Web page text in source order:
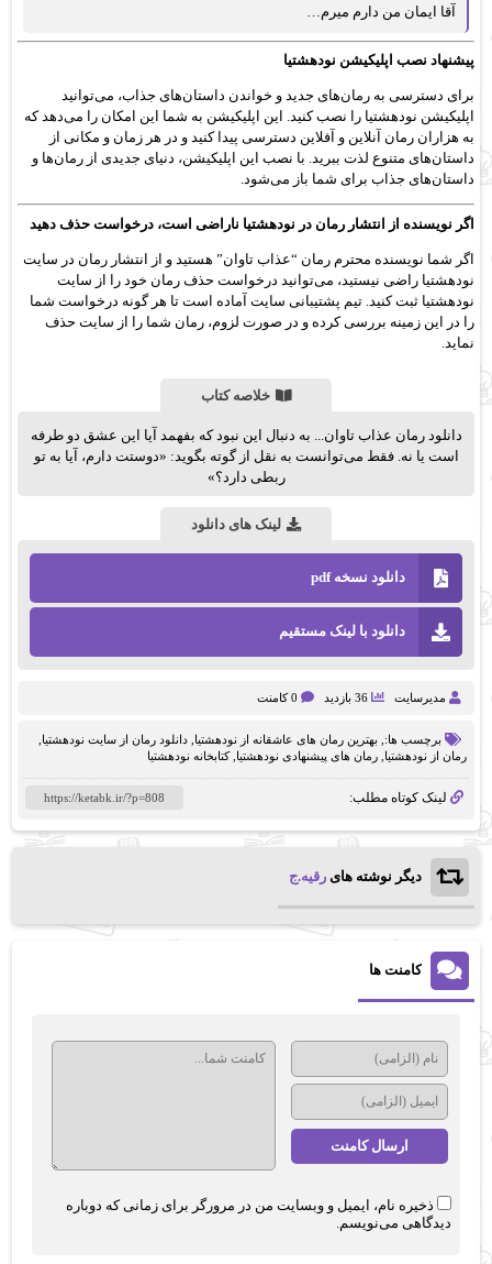
آقا ایمان من دارم میرم…
پیشنهاد نصب اپلیکیشن نودهشتیا
برای دسترسی به رمان‌های جدید و خواندن داستان‌های جذاب، می‌توانید
اپلیکیشن نودهشتیا را نصب کنید. این اپلیکیشن به شما این امکان را می‌دهد که
به هزاران رمان آنلاین و آفلاین دسترسی پیدا کنید و در هر زمان و مکانی از
داستان‌های متنوع لذت ببرید. با نصب این اپلیکیشن، دنیای جدیدی از رمان‌ها و
داستان‌های جذاب برای شما باز می‌شود.
اگر نویسنده از انتشار رمان در نودهشتیا ناراضی است، درخواست حذف دهید
اگر شما نویسنده محترم رمان “عذاب تاوان” هستید و از انتشار رمان در سایت
نودهشتیا راضی نیستید، می‌توانید درخواست حذف رمان خود را از سایت
نودهشتیا ثبت کنید. تیم پشتیبانی سایت آماده است تا هر گونه درخواست شما
را در این زمینه بررسی کرده و در صورت لزوم، رمان شما را از سایت حذف
نماید.
خلاصه کتاب
دانلود رمان عذاب تاوان... به دنبال این نبود که بفهمد آیا این عشق دو طرفه
است یا نه. فقط می‌توانست به نقل از گوته بگوید: «دوستت دارم، آیا به تو
ربطی دارد؟»
لینک های دانلود
دانلود نسخه pdf
دانلود با لینک مستقیم
مدیرسایت 36 بازدید 0 کامنت
برچسب ها:, بهترین رمان های عاشقانه از نودهشتیا دانلود رمان از سایت نودهشتیا
رمان از نودهشتیا رمان های پیشنهادی نودهشتیا ,کتابخانه نودهشتیا
لینک کوتاه مطلب:
دیگر نوشته های رقیه.ج
کامنت ها
ذخیره نام، ایمیل و وبسایت من در مرورگر برای زمانی که دوباره
دیدگاهی می‌نویسم.